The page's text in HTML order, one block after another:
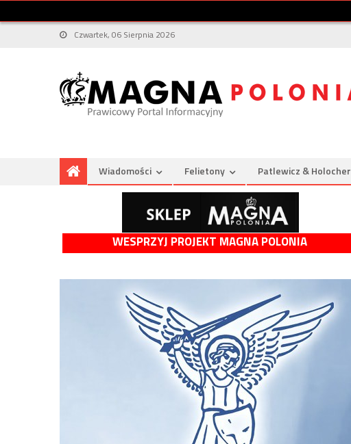
Czwartek, 06 Sierpnia 2026
Wiadomości Felietony Patlewicz & Holocher
WESPRZYJ PROJEKT MAGNA POLONIA